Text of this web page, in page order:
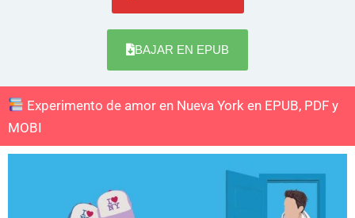
BAJAR EN EPUB
Experimento de amor en Nueva York en EPUB, PDF y
MOBI